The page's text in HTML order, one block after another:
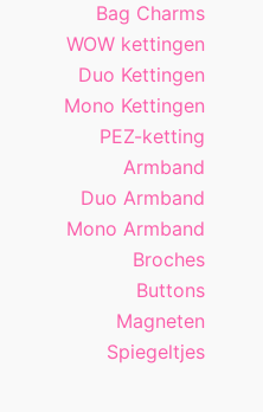
Bag Charms
WOW kettingen
Duo Kettingen
Mono Kettingen
PEZ-ketting
Armband
Duo Armband
Mono Armband
Broches
Buttons
Magneten
Spiegeltjes